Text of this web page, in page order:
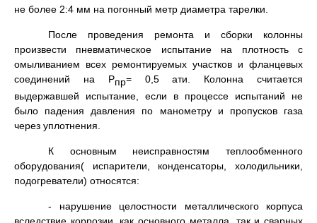
не более 2:4 мм на погонный метр диаметра тарелки.
После проведения ремонта и сборки колонны
произвести пневматическое испытание на плотность с
омыливанием всех ремонтируемых участков и фланцевых
соединений на Рпр= 0,5 ати. Колонна считается
выдержавшей испытание, если в процессе испытаний не
было падения давления по манометру и пропусков газа
через уплотнения.
К основным неисправностям теплообменного
оборудования( испарители, конденсаторы, холодильники,
подогреватели) относятся:
- нарушение целостности металлического корпуса
вследствие коррозии, как основного металла, так и сварных